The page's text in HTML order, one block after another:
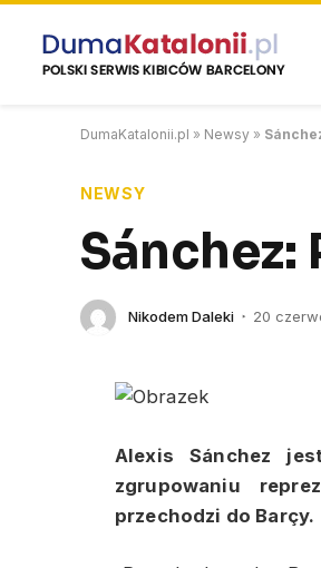
DumaKatalonii.pl » Newsy »
NEWSY
Sánchez:
Nikodem Daleki 20
Alexis Sánchez
zgrupowaniu
przechodzi do Barçy.